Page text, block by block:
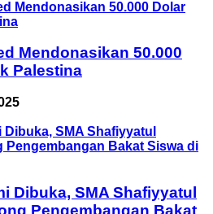
Mendonasikan 50.000
Palestina
Dibuka, SMA Shafiyyatul
Pengembangan Bakat